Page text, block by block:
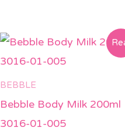
BEBBLE
Bebble Body Milk 200ml
3016-01-005
Det
ursprungliga
priset
799 kr.
Det
nuvarande
priset